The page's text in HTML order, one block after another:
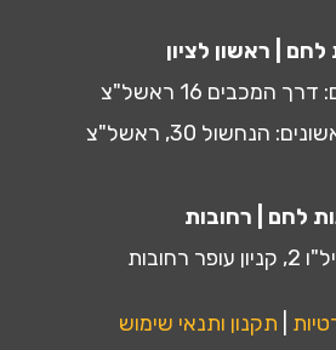
לחם | ראשון לציון
המכבים 16 ראשל"צ
הנחשול 30, ראשל"צ
לחם | רחובות
רחובות
תקנון ותנאי שימוש